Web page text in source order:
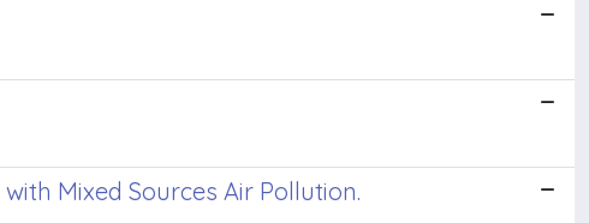
Mixed Sources Air Pollution.